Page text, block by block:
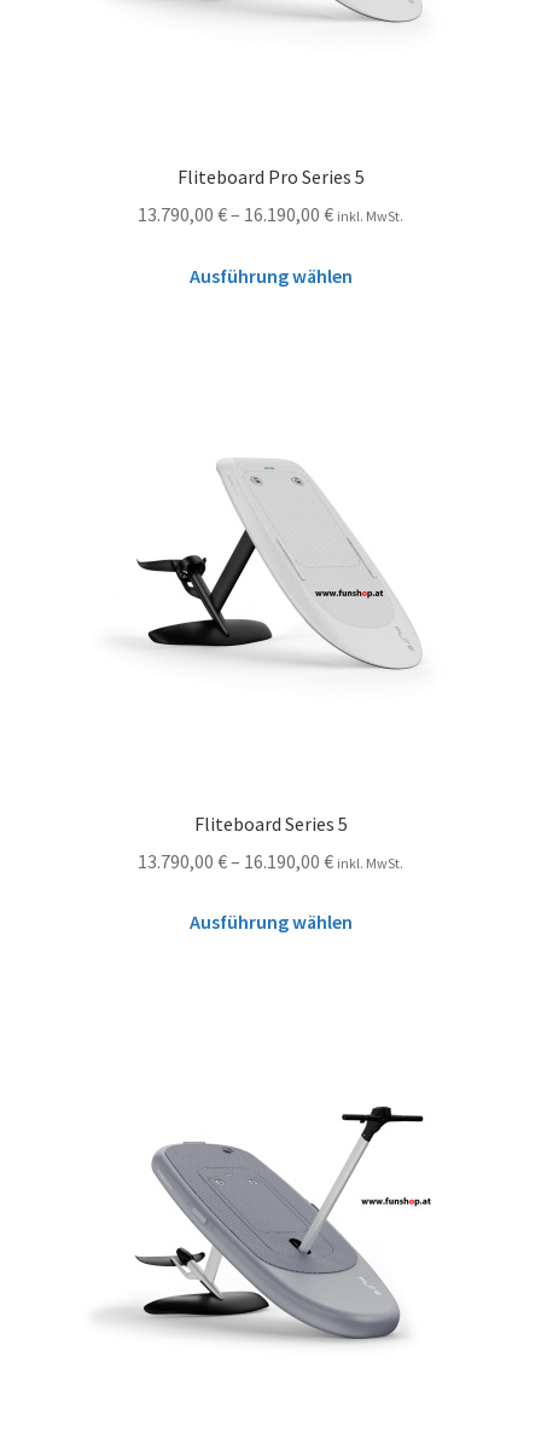
Fliteboard Pro Series 5
13.790,00 €– 16.190,00 € inkl. MwSt.
Ausführung wählen
Fliteboard Series 5
13.790,00 €– 16.190,00 € inkl. MwSt.
Ausführung wählen